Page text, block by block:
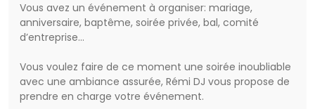
Vous avez un événement à organiser: mariage,
anniversaire, baptême, soirée privée, bal, comité
d’entreprise...
Vous voulez faire de ce moment une soirée inoubliable
avec une ambiance assurée, Rémi DJ vous propose de
prendre en charge votre événement.